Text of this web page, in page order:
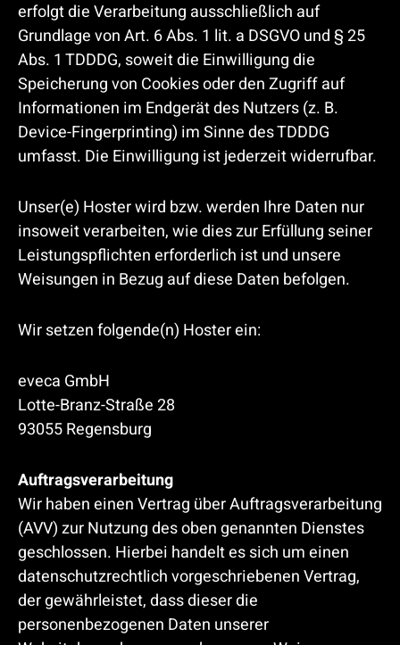
erfolgt die Verarbeitung ausschließlich auf
Grundlage von Art. 6 Abs. 1 lit. a DSGVO und § 25
Abs. 1 TDDDG, soweit die Einwilligung die
Speicherung von Cookies oder den Zugriff auf
Informationen im Endgerät des Nutzers (z. B.
Device-Fingerprinting) im Sinne des TDDDG
umfasst. Die Einwilligung ist jederzeit widerrufbar.
Unser(e) Hoster wird bzw. werden Ihre Daten nur
insoweit verarbeiten, wie dies zur Erfüllung seiner
Leistungspflichten erforderlich ist und unsere
Weisungen in Bezug auf diese Daten befolgen.
Wir setzen folgende(n) Hoster ein:
eveca GmbH
Lotte-Branz-Straße 28
93055 Regensburg
Auftragsverarbeitung
Wir haben einen Vertrag über Auftragsverarbeitung
(AVV) zur Nutzung des oben genannten Dienstes
geschlossen. Hierbei handelt es sich um einen
datenschutzrechtlich vorgeschriebenen Vertrag,
der gewährleistet, dass dieser die
personenbezogenen Daten unserer